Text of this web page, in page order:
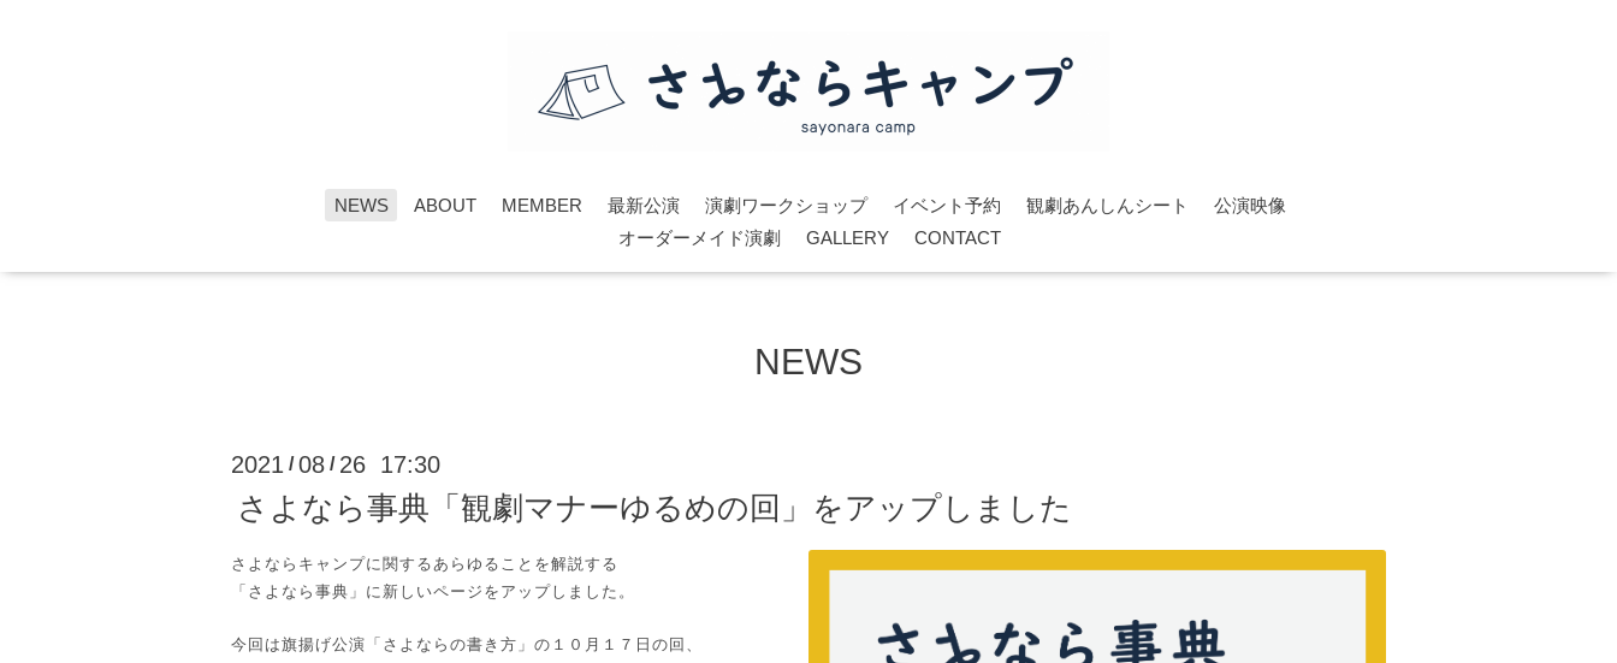
NEWS ABOUT MEMBER 最新公演 演劇ワークショップ イベント予約 観劇あんしんシート
公演映像
オーダーメイド演劇
GALLERY CONTACT
NEWS
2021 /08 / 26 17:30
さよなら事典「観劇マナーゆるめの回」をアップしました
さよならキャンプに関するあらゆることを解説する
「さよなら事典」に新しいページをアップしました。
今回は旗揚げ公演「さよならの書き方」の１０月１７日の回、